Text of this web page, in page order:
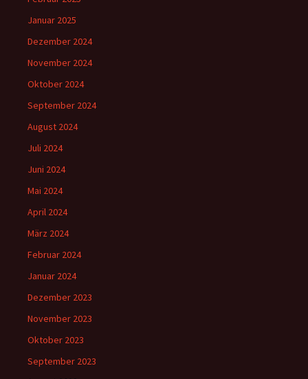
Januar 2025
Dezember 2024
November 2024
Oktober 2024
September 2024
August 2024
Juli 2024
Juni 2024
Mai 2024
April 2024
März 2024
Februar 2024
Januar 2024
Dezember 2023
November 2023
Oktober 2023
September 2023